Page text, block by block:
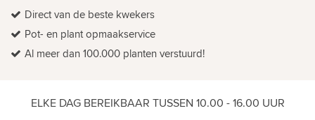
Direct van de beste kwekers
Pot- en plant opmaakservice
Al meer dan 100.000 planten verstuurd!
ELKE DAG BEREIKBAAR TUSSEN 10.00 - 16.00 UUR